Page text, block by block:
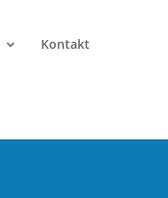
Kontakt